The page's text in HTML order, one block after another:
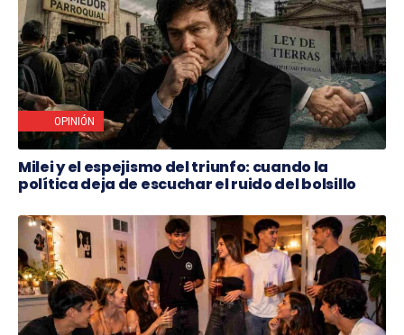
OPINIÓN
Milei y el espejismo del triunfo: cuando la
política deja de escuchar el ruido del bolsillo